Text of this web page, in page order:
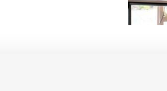
aanbiedt?
jou betekenen?
of woonzorgcentrum?